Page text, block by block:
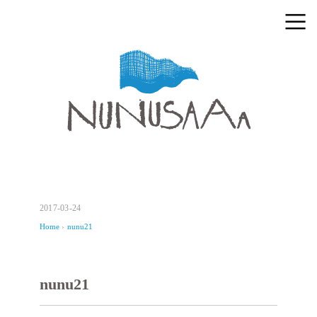
2017-03-24
Home › nunu21
nunu21